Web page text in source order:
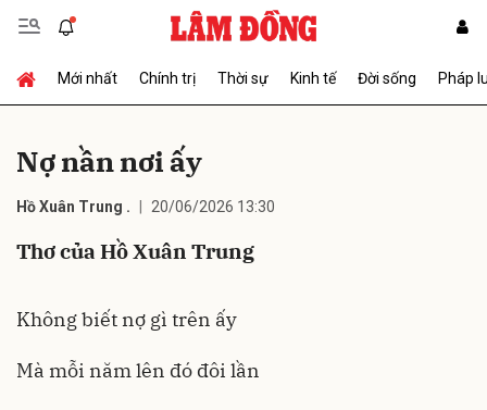
Mới nhất Chính trị Thời sự Kinh tế Đời sống Pháp
Nợ nần nơi ấy
Hồ Xuân Trung . 20/06/2026 13:30
Thơ của Hồ Xuân Trung
Không biết nợ gì trên ấy
Mà mỗi năm lên đó đôi lần
Gửi bình luận